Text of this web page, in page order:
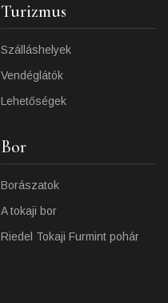
Turizmus
Szálláshelyek
Vendéglátók
Lehetőségek
Bor
Borászatok
A tokaji bor
Riedel Tokaji Furmint pohár